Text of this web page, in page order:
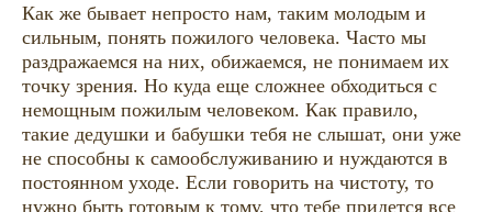
Как же бывает непросто нам, таким молодым и
сильным, понять пожилого человека. Часто мы
раздражаемся на них, обижаемся, не понимаем их
точку зрения. Но куда еще сложнее обходиться с
немощным пожилым человеком. Как правило,
такие дедушки и бабушки тебя не слышат, они уже
не способны к самообслуживанию и нуждаются в
постоянном уходе. Если говорить на чистоту, то
нужно быть готовым к тому, что тебе придется все